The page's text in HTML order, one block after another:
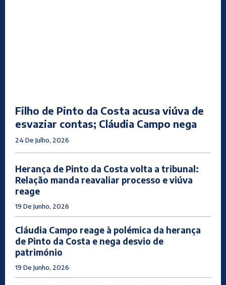
Filho de Pinto da Costa acusa viúva de
esvaziar contas; Cláudia Campo nega
24 De Julho, 2026
Herança de Pinto da Costa volta a tribunal:
Relação manda reavaliar processo e viúva
reage
19 De Junho, 2026
Cláudia Campo reage à polémica da herança
de Pinto da Costa e nega desvio de
património
19 De Junho, 2026